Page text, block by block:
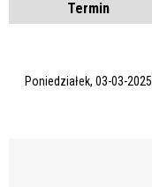
Termin
Poniedziałek, 03-03-2025